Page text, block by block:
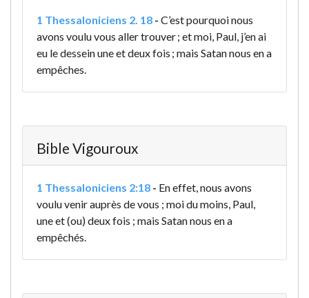
1 Thessaloniciens 2. 18 - C’est pourquoi nous
avons voulu vous aller trouver ; et moi, Paul, j’en ai
eu le dessein une et deux fois ; mais Satan nous en a
empêches.
Bible Vigouroux
1 Thessaloniciens 2:18 - En effet, nous avons
voulu venir auprès de vous ; moi du moins, Paul,
une et (ou) deux fois ; mais Satan nous en a
empêchés.